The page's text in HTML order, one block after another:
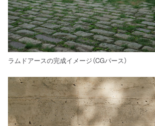
ラムドアースの完成イメージ（CGパース）